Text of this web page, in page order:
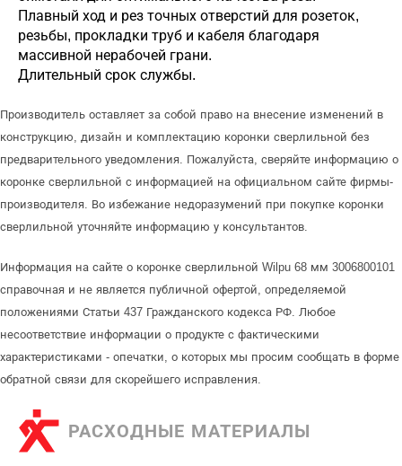
Плавный ход и рез точных отверстий для розеток,
резьбы, прокладки труб и кабеля благодаря
массивной нерабочей грани.
Длительный срок службы.
Производитель оставляет за собой право на внесение изменений в
конструкцию, дизайн и комплектацию коронки сверлильной без
предварительного уведомления. Пожалуйста, сверяйте информацию о
коронке сверлильной с информацией на официальном сайте фирмы-
производителя. Во избежание недоразумений при покупке коронки
сверлильной уточняйте информацию у консультантов.
Информация на сайте о коронке сверлильной Wilpu 68 мм 3006800101
справочная и не является публичной офертой, определяемой
положениями Статьи 437 Гражданского кодекса РФ. Любое
несоответствие информации о продукте с фактическими
характеристиками - опечатки, о которых мы просим сообщать в форме
обратной связи для скорейшего исправления.
РАСХОДНЫЕ МАТЕРИАЛЫ